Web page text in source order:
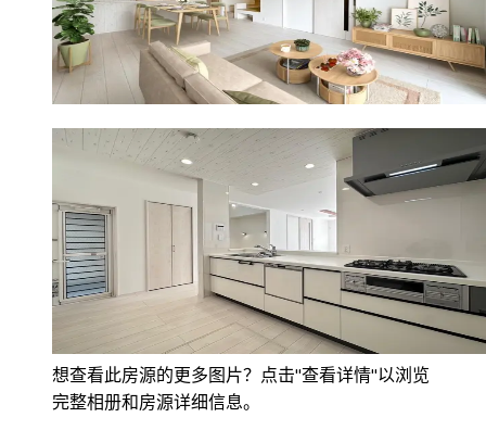
想查看此房源的更多图片？点击"查看详情"以浏览
完整相册和房源详细信息。